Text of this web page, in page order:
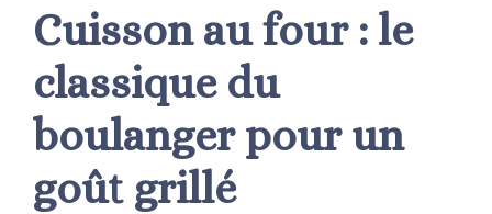
Cuisson au four : le
classique du
boulanger pour un
goût grillé